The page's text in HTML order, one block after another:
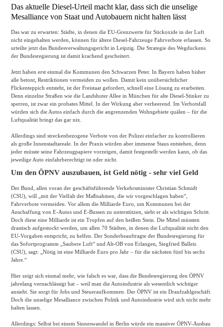
Das aktuelle Diesel-Urteil macht klar, dass sich die unselige
Mesalliance von Staat und Autobauern nicht halten lässt
Das war zu erwarten: Städte, in denen die EU-Grenzwerte für Stickoxide in der Luft
nicht eingehalten werden, können für ältere Diesel-Fahrzeuge Fahrverbote erlassen. So
urteilte jetzt das Bundesverwaltungsgericht in Leipzig. Die Strategie des Wegduckens
der Bundesregierung ist damit krachend gescheitert.
Jetzt haben erst einmal die Kommunen den Schwarzen Peter. In Bayern haben bisher
alle betont, Restriktionen vermeiden zu wollen. Damit kein unübersichtlicher
Flickenteppich entsteht, ist der Freistaat gefordert, schnell eine Lösung zu erarbeiten.
Denn einzelne Straßen wie die Landshuter Allee in München für alte Diesel-Stinker zu
sperren, ist zwar ein probates Mittel. In der Wirkung aber verheerend. Im Verbotsfall
würden sich die Autos einfach durch die angrenzenden Wohngebiete quälen – für die
Luftqualität bringt das gar nix.
Allerdings sind streckenbezogene Verbote von der Polizei einfacher zu kontrollieren
als große Innenstadtareale. In der Praxis würden aber immense Staus entstehen, denn
jeder müsste seine Fahrzeugpapiere vorzeigen, damit festgestellt werden kann, ob das
jeweilige Auto einfahrberechtigt ist oder nicht.
Um den ÖPNV auszubauen, ist Geld nötig - sehr viel Geld
Der Bund, allen voran der geschäftsführende Verkehrsminister Christian Schmidt
(CSU), will „mit der Vielfalt der Maßnahmen, die wir vorgeschlagen haben“,
Fahrverbote vermeiden. Vor allem die Milliarde Euro, um Kommunen bei der
Anschaffung von E-Autos und E-Bussen zu unterstützen, sieht er als wichtigen Schritt.
Doch diese eine Milliarde ist ein Tropfen auf den heißen Stein. Die Mittel müssten
drastisch aufgestockt werden, um allen 70 Städten, in denen die Luftqualität nicht den
EU-Vorgaben entspricht, zu helfen. Der Sonderbeauftragte der Bundesregierung für
das Sofortprogramm „Saubere Luft“ und Alt-OB von Erlangen, Siegfried Balleis
(CSU), sagt: „Nötig ist eine Milliarde Euro pro Jahr – für die nächsten fünf bis sechs
Jahre.“
Hier zeigt sich einmal mehr, wie falsch es war, dass die Bundesregierung den ÖPNV
jahrelang vernachlässigt hat – weil man die Autoindustrie als wesentlich wichtiger
ansieht. Sie sorgt für Jobs und Steueraufkommen. Der ÖPNV ist ein Draufzahlgeschäft.
Doch die unselige Mesalliance zwischen Politik und Autoindustrie wird sich nicht mehr
halten lassen.
Allerdings: Selbst bei einem Sinneswandel in Berlin würde ein massiver ÖPNV-Ausbau